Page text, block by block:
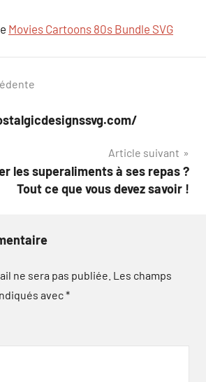
Movies Cartoons 80s Bundle SVG
Article suivant
les superaliments à ses repas ?
Tout ce que vous devez savoir !
ne sera pas publiée. Les champs
avec*